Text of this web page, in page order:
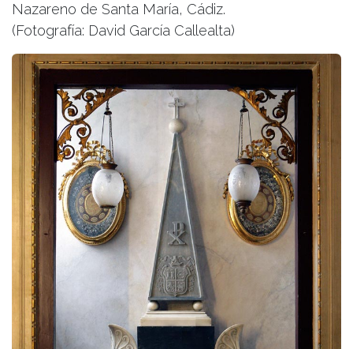
Nazareno de Santa María, Cádiz.
(Fotografía: David García Callealta)